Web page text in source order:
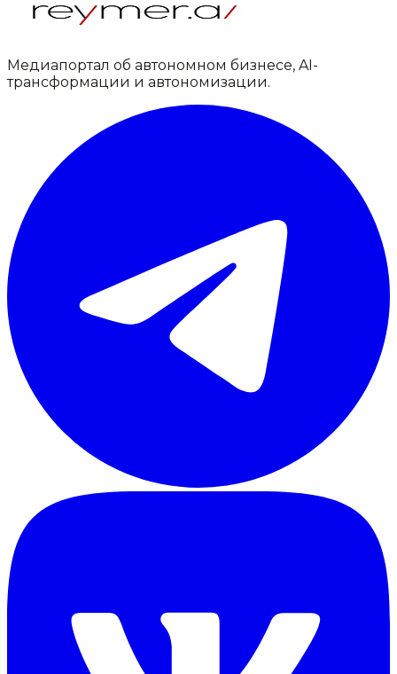
Медиапортал об автономном бизнесе, AI-
трансформации и автономизации.